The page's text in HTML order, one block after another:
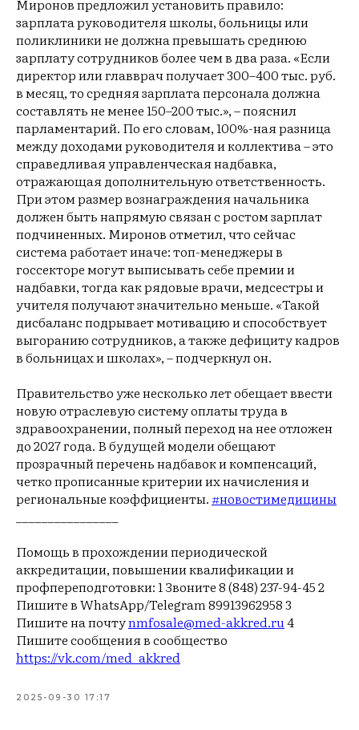
Миронов предложил установить правило:
зарплата руководителя школы, больницы или
поликлиники не должна превышать среднюю
зарплату сотрудников более чем в два раза. «Если
директор или главврач получает 300–400 тыс. руб.
в месяц, то средняя зарплата персонала должна
составлять не менее 150–200 тыс.», – пояснил
парламентарий. По его словам, 100%-ная разница
между доходами руководителя и коллектива – это
справедливая управленческая надбавка,
отражающая дополнительную ответственность.
При этом размер вознаграждения начальника
должен быть напрямую связан с ростом зарплат
подчиненных. Миронов отметил, что сейчас
система работает иначе: топ-менеджеры в
госсекторе могут выписывать себе премии и
надбавки, тогда как рядовые врачи, медсестры и
учителя получают значительно меньше. «Такой
дисбаланс подрывает мотивацию и способствует
выгоранию сотрудников, а также дефициту кадров
в больницах и школах», – подчеркнул он.
Правительство уже несколько лет обещает ввести
новую отраслевую систему оплаты труда в
здравоохранении, полный переход на нее отложен
до 2027 года. В будущей модели обещают
прозрачный перечень надбавок и компенсаций,
четко прописанные критерии их начисления и
региональные коэффициенты.#новостимедицины
Помощь в прохождении периодической
аккредитации, повышении квалификации и
профпереподготовки: 1 Звоните 8 (848) 237-94-45 2
Пишите в WhatsApp/Telegram 89913962958 3
Пишите на почтуnmfosale@med-akkred.ru4
Пишите сообщения в сообщество
https://vk.com/med_akkred
2025-09-30 17:17